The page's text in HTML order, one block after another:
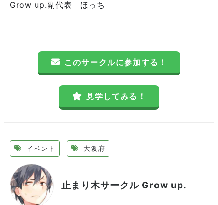
Grow up.副代表 ほっち
このサークルに参加する！
見学してみる！
イベント 大阪府
止まり木サークル Grow up.